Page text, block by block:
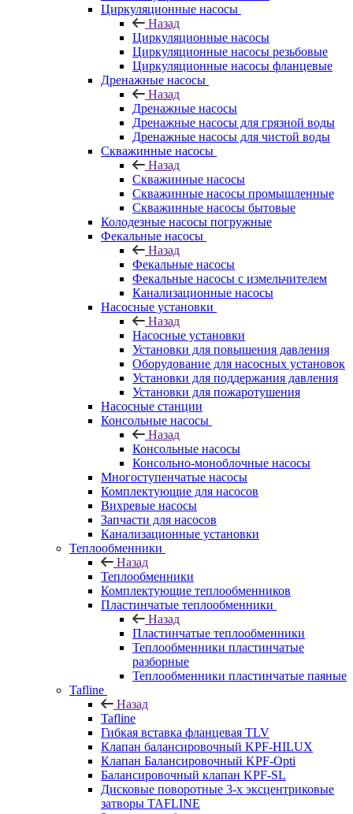
Циркуляционные насосы
Назад
Циркуляционные насосы
Циркуляционные насосы резьбовые
Циркуляционные насосы фланцевые
Дренажные насосы
Назад
Дренажные насосы
Дренажные насосы для грязной воды
Дренажные насосы для чистой воды
Скважинные насосы
Назад
Скважинные насосы
Скважинные насосы промышленные
Скважинные насосы бытовые
Колодезные насосы погружные
Фекальные насосы
Назад
Фекальные насосы
Фекальные насосы с измельчителем
Канализационные насосы
Насосные установки
Назад
Насосные установки
Установки для повышения давления
Оборудование для насосных установок
Установки для поддержания давления
Установки для пожаротушения
Насосные станции
Консольные насосы
Назад
Консольные насосы
Консольно-моноблочные насосы
Многоступенчатые насосы
Комплектующие для насосов
Вихревые насосы
Запчасти для насосов
Канализационные установки
Теплообменники
Назад
Теплообменники
Комплектующие теплообменников
Пластинчатые теплообменники
Назад
Пластинчатые теплообменники
Теплообменники пластинчатые
разборные
Теплообменники пластинчатые паяные
Tafline
Назад
Tafline
Гибкая вставка фланцевая TLV
Клапан балансировочный KPF-HILUX
Клапан Балансировочный KPF-Opti
Балансировочный клапан KPF-SL
Дисковые поворотные 3-х эксцентриковые
затворы TAFLINE